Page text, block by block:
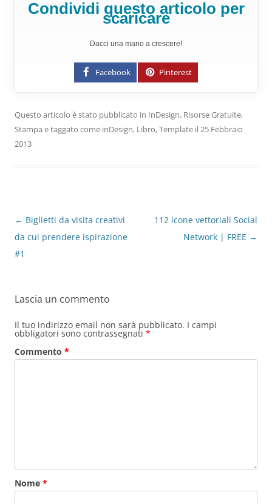
Condividi questo articolo per
scaricare
Dacci una mano a crescere!
Facebook Pinterest
Questo articolo è stato pubblicato in InDesign, Risorse Gratuite,
Stampa e taggato come inDesign, Libro,Template il25 Febbraio
2013
Navigazione
articolo
← Biglietti da visita creativi
da cui prendere ispirazione
#1
112 icone vettoriali Social
Network | FREE →
Lascia un commento
Il tuo indirizzo email non sarà pubblicato. I campi
obbligatori sono contrassegnati *
Commento *
Nome *